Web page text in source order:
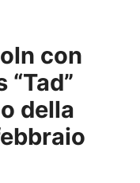
con
della